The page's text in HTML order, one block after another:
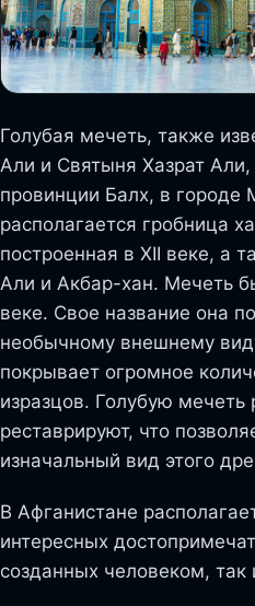
Голубая мечеть, также
Али и Святыня Хазрат Али,
провинции Балх, в
располагается гробница
построенная в XII веке, а
Али и Акбар-хан. Мечеть
веке. Свое название она
необычному внешнему
покрывает огромное
изразцов. Голубую мечеть
реставрируют, что
изначальный вид этого
В Афганистане
интересных
созданных человеком, так